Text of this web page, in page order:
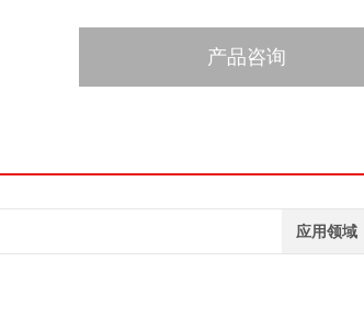
产品咨询
应用领域